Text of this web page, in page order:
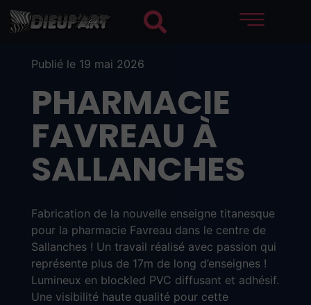
Publié le 19 mai 2026
PHARMACIE
FAVREAU À
SALLANCHES
Fabrication de la nouvelle enseigne titanesque
pour la pharmacie Favreau dans le centre de
Sallanches ! Un travail réalisé avec passion qui
représente plus de 17m de long d’enseignes !
Lumineux en blockled PVC diffusant et adhésif.
Une visibilité haute qualité pour cette